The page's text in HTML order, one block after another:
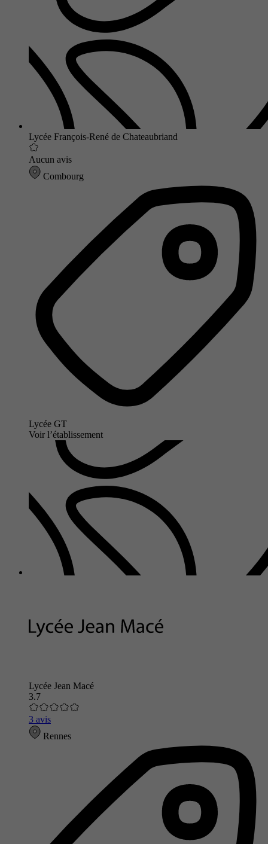
Lycée François-René de Chateaubriand
Aucun avis
Combourg
Lycée GT
Voir l’établissement
Lycée Jean Macé
3.7
3 avis
Rennes